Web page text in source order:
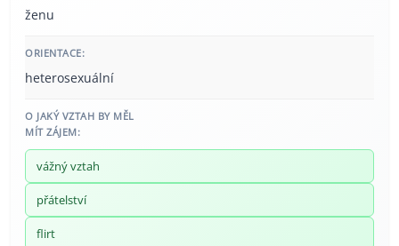
ženu
ORIENTACE:
heterosexuální
O JAKÝ VZTAH BY MĚL
MÍT ZÁJEM:
vážný vztah
přátelství
flirt